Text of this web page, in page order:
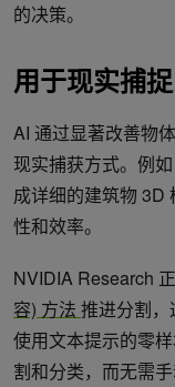
的决策。
用于现实捕
AI 通过显著改善物
现实捕获方式。例如
成详细的建筑物 3D
性和效率。
NVIDIA Research
容) 方法 推进分割
使用文本提示的零
割和分类，而无需